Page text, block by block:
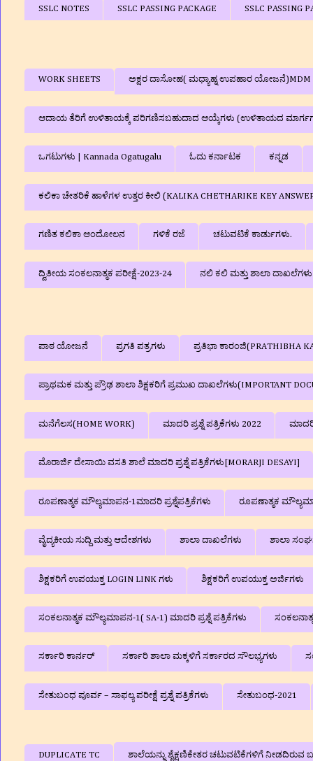
SSLC NOTES SSLC PASSING PACKAGE SSLC PASSING
WORK SHEETS ಅಕ್ಷರ ದಾಸೋಹ( ಮಧ್ಯಾಹ್ನ ಉಪಹಾರ ಯೋಜನೆ)MDM
ಆದಾಯ ತೆರಿಗೆ ಉಳಿತಾಯಕ್ಕೆ ಪರಿಗಣಿಸಬಹುದಾದ ಆಯ್ಕೆಗಳು (ಉಳಿತಾಯದ
ಒಗಟುಗಳು | Kannada Ogatugalu ಓದು ಕರ್ನಾಟಕ ಕನ್ನಡ
ಕಲಿಕಾ ಚೇತರಿಕೆ ಹಾಳೆಗಳ ಉತ್ತರ ಕೀಲಿ (KALIKA CHETHARIKE KEY
ಗಣಿತ ಕಲಿಕಾ ಆಂದೋಲನ ಗಳಿಕೆ ರಜೆ ಚಟುವಟಿಕೆ ಕಾರ್ಡುಗಳು.
ದ್ವಿತೀಯ ಸಂಕಲನಾತ್ಮಕ ಪರೀಕ್ಷೆ-2023-24 ನಲಿ ಕಲಿ ಮತ್ತು ಶಾಲಾ ದಾಖಲೆಗಳು
ಪಾಠ ಯೋಜನೆ ಪ್ರಗತಿ ಪತ್ರಗಳು ಪ್ರತಿಭಾ ಕಾರಂಜಿ(PRATHIBHA
ಪ್ರಾಥಮಕ ಮತ್ತು ಪ್ರೌಢ ಶಾಲಾ ಶಿಕ್ಷಕರಿಗೆ ಪ್ರಮುಖ ದಾಖಲೆಗಳು(IMPORTANT
ಮನೆಗೆಲಸ(HOME WORK) ಮಾದರಿ ಪ್ರಶ್ನೆ ಪತ್ರಿಕೆಗಳು 2022 ಮಾದರಿ
ಮೊರಾರ್ಜಿ ದೇಸಾಯಿ ವಸತಿ ಶಾಲೆ ಮಾದರಿ ಪ್ರಶ್ನೆ ಪತ್ರಿಕೆಗಳು[MORARJI DESAYI]
ರೂಪಣಾತ್ಮಕ ಮೌಲ್ಯಮಾಪನ-1ಮಾದರಿ ಪ್ರಶ್ನೆಪತ್ರಿಕೆಗಳು ರೂಪಣಾತ್ಮಕ
ವೈದ್ಯಕೀಯ ಸುದ್ದಿ ಮತ್ತು ಆದೇಶಗಳು ಶಾಲಾ ದಾಖಲೆಗಳು ಶಾಲಾ
ಶಿಕ್ಷಕರಿಗೆ ಉಪಯುಕ್ತ LOGIN LINK ಗಳು ಶಿಕ್ಷಕರಿಗೆ ಉಪಯುಕ್ತ ಅರ್ಜಿಗಳು
ಸಂಕಲನಾತ್ಮಕ ಮೌಲ್ಯಮಾಪನ-1( SA-1) ಮಾದರಿ ಪ್ರಶ್ನೆ ಪತ್ರಿಕೆಗಳು
ಸರ್ಕಾರಿ ಕಾರ್ನರ್ ಸರ್ಕಾರಿ ಶಾಲಾ ಮಕ್ಕಳಿಗೆ ಸರ್ಕಾರದ ಸೌಲಭ್ಯಗಳು
ಸೇತುಬಂಧ ಪೂರ್ವ – ಸಾಫಲ್ಯ ಪರೀಕ್ಷೆ ಪ್ರಶ್ನೆ ಪತ್ರಿಕೆಗಳು ಸೇತುಬಂಧ-2021
DUPLICATE TC ಶಾಲೆಯನ್ನು ಶೈಕ್ಷಣಿಕೇತರ ಚಟುವಟಿಕೆಗಳಿಗೆ ನೀಡದಿರುವ